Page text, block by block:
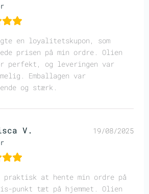
en loyalitetskupon, som
prisen på min ordre. Olien
perfekt, og leveringen var
Emballagen var
og stærk.
V. 19/08/2025
praktisk at hente min ordre på
punkt tæt på hjemmet. Olien